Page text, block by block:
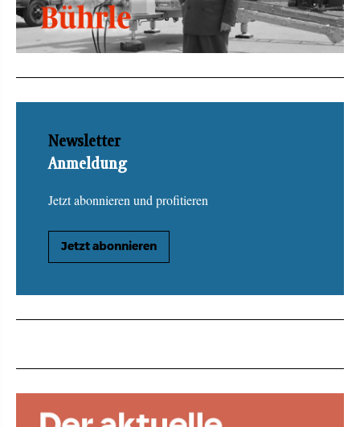
Newsletter
Anmeldung
Jetzt abonnieren und profitieren
Jetzt abonnieren